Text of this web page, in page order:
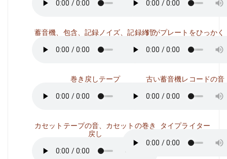
蓄音機、包含、記録ノイズ、記録終了
巻き戻しテープ
カセットテープの音、カセットの巻き
戻し
針がプレートをひっかく
古い蓄音機レコードの音
タイプライター